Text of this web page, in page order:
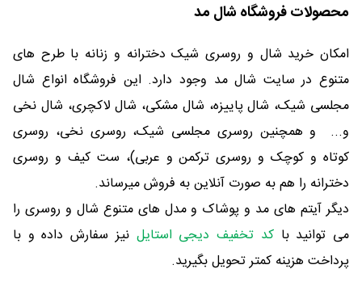
محصولات فروشگاه شال مد
امکان خرید شال و روسری شیک دخترانه و زنانه با طرح های
متنوع در سایت شال مد وجود دارد. این فروشگاه انواع شال
مجلسی شیک، شال پاییزه، شال مشکی، شال لاکچری، شال نخی
و... و همچنین روسری مجلسی شیک، روسری نخی، روسری
کوتاه و کوچک و روسری ترکمن و عربی)، ست کیف و روسری
دخترانه را هم به صورت آنلاین به فروش ‌میرساند.
دیگر آیتم های مد و پوشاک و مدل های متنوع شال و روسری را
می توانید باکد تخفیف دیجی استایل نیز سفارش داده و با
پرداخت هزینه کمتر تحویل بگیرید.